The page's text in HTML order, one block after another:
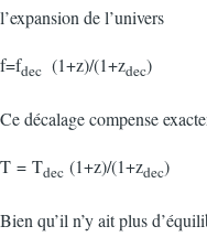
l’expansion de l’univers
f=fdec (1+z)/(1+zdec)
Ce décalage compense
T = Tdec (1+z)/(1+zdec)
Bien qu’il n’y ait plus